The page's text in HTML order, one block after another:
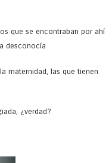
que se encontraban por ahí
desconocía
maternidad, las que tienen
¿verdad?